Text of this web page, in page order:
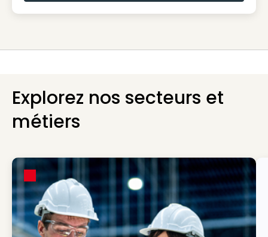
Explorez nos secteurs et
métiers